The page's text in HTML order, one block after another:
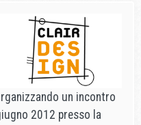
un incontro
2012 presso la